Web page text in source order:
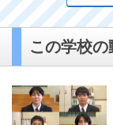
この学校